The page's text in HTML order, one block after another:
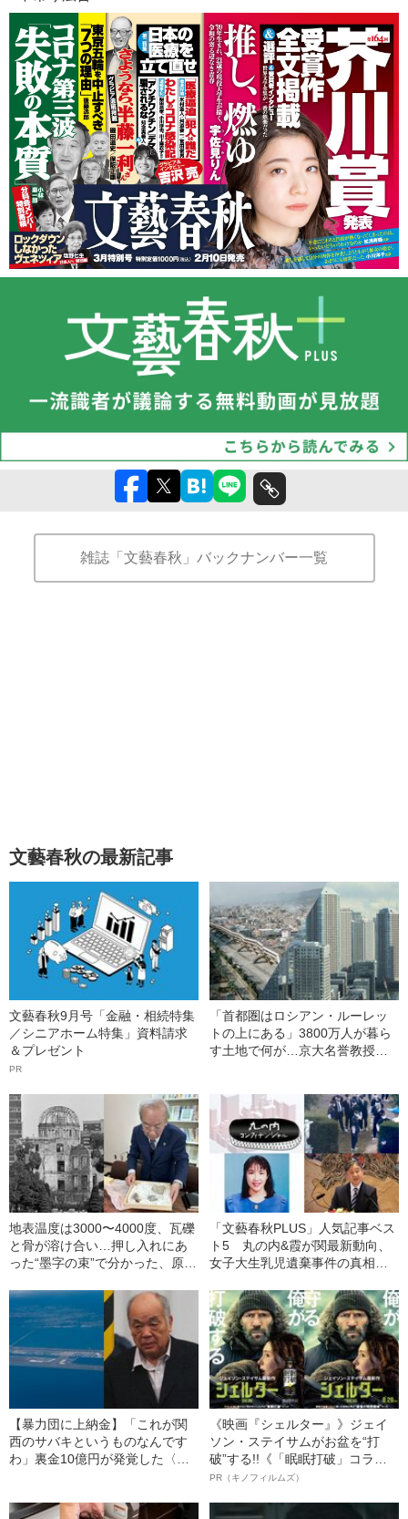
雑誌「文藝春秋」バックナンバー一覧
文藝春秋の最新記事
文藝春秋9月号「金融・相続特集
／シニアホーム特集」資料請求
＆プレゼント
PR
「首都圏はロシアン・ルーレッ
トの上にある」3800万人が暮ら
す土地で何が…京大名誉教授が
地表温度は3000〜4000度、瓦礫
と骨が溶け合い…押し入れにあ
った“墨字の束”で分かった、原爆
の足跡
「文藝春秋PLUS」人気記事ベス
ト5 丸の内&霞が関最新動向、
女子大生乳児遺棄事件の真相、
判…
【暴力団に上納金】「これが関
西のサバキというものなんです
わ」裏金10億円が発覚した〈関
が証言
《映画『シェルター』》ジェイ
ソン・ステイサムがお盆を“打
破”する!!《「眠眠打破」コラ
ボ》
PR（キノフィルムズ）